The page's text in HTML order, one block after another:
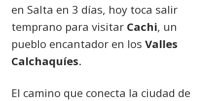
en Salta en 3 días, hoy toca salir
temprano para visitar Cachi, un
pueblo encantador en los Valles
Calchaquíes.
El camino que conecta la ciudad de